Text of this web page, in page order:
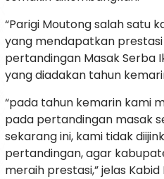
“Parigi Moutong salah satu
yang mendapatkan
pertandingan Masak
yang diadakan tahun
“pada tahun kemarin kami
pada pertandingan masak
sekarang ini, kami tidak
pertandingan, agar
meraih prestasi,” jelas Kabid